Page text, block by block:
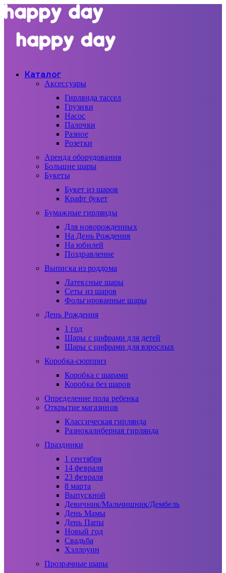
Каталог
Аксессуары
Гирлянда тассел
Грузики
Насос
Палочки
Разное
Розетки
Аренда оборудования
Большие шары
Букеты
Букет из шаров
Крафт букет
Бумажные гирлянды
Для новорожденных
На День Рождения
На юбилей
Поздравление
Выписка из роддома
Латексные шары
Сеты из шаров
Фольгированные шары
День Рождения
1 год
Шары с цифрами для детей
Шары с цифрами для взрослых
Коробка-сюрприз
Коробка с шарами
Коробка без шаров
Определение пола ребенка
Открытие магазинов
Классическая гирлянда
Разнокалиберная гирлянда
Праздники
1 сентября
14 февраля
23 февраля
8 марта
Выпускной
Девичник/Мальчишник/Дембель
День Мамы
День Папы
Новый год
Свадьба
Хэллоуин
Прозрачные шары